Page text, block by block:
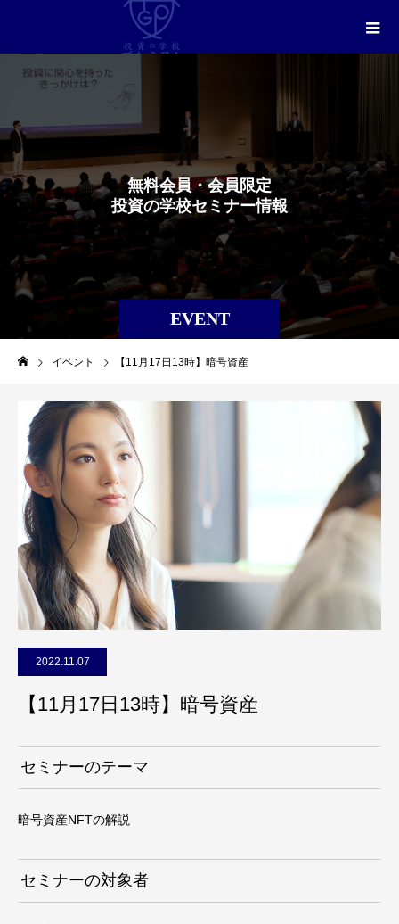
EVENT
無料会員・会員 限定
投資の学校セ ミ ナー情報
イベント 【11月17日13時】暗号資産
2022.11.07
【11月17日13時】暗号資産
セミナーのテーマ
暗号資産NFTの解説
セミナーの対象者